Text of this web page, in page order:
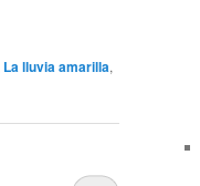
La lluvia amarilla,